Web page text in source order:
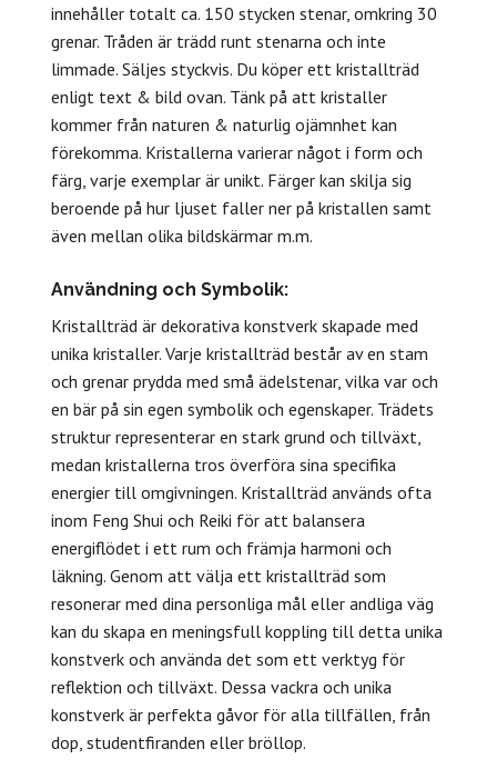
innehåller totalt ca. 150 stycken stenar, omkring 30
grenar. Tråden är trädd runt stenarna och inte
limmade. Säljes styckvis. Du köper ett kristallträd
enligt text & bild ovan. Tänk på att kristaller
kommer från naturen & naturlig ojämnhet kan
förekomma. Kristallerna varierar något i form och
färg, varje exemplar är unikt. Färger kan skilja sig
beroende på hur ljuset faller ner på kristallen samt
även mellan olika bildskärmar m.m.
Användning och Symbolik:
Kristallträd är dekorativa konstverk skapade med
unika kristaller. Varje kristallträd består av en stam
och grenar prydda med små ädelstenar, vilka var och
en bär på sin egen symbolik och egenskaper. Trädets
struktur representerar en stark grund och tillväxt,
medan kristallerna tros överföra sina specifika
energier till omgivningen. Kristallträd används ofta
inom Feng Shui och Reiki för att balansera
energiflödet i ett rum och främja harmoni och
läkning. Genom att välja ett kristallträd som
resonerar med dina personliga mål eller andliga väg
kan du skapa en meningsfull koppling till detta unika
konstverk och använda det som ett verktyg för
reflektion och tillväxt. Dessa vackra och unika
konstverk är perfekta gåvor för alla tillfällen, från
dop, studentfiranden eller bröllop.